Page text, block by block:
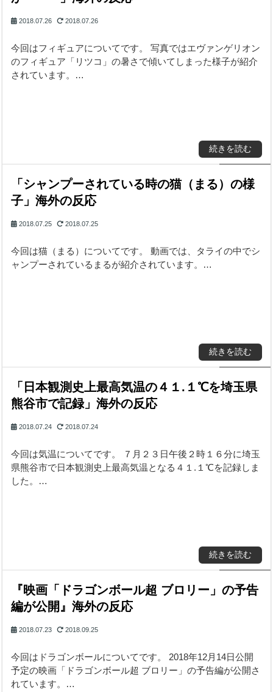
2018.07.26 2018.07.26
今回はフィギュアについてです。 写真ではエヴァンゲリオン
のフィギュア「リツコ」の暑さで傾いてしまった様子が紹介
されています。…
続きを読む
「シャンプーされている時の猫（まる）の様
子」海外の反応
2018.07.25 2018.07.25
今回は猫（まる）についてです。 動画では、タライの中でシ
ャンプーされているまるが紹介されています。…
続きを読む
「日本観測史上最高気温の４１.１℃を埼玉県
熊谷市で記録」海外の反応
2018.07.24 2018.07.24
今回は気温についてです。 ７月２３日午後２時１６分に埼玉
県熊谷市で日本観測史上最高気温となる４１.１℃を記録しま
した。…
続きを読む
『映画「ドラゴンボール超 ブロリー」の予告
編が公開』海外の反応
2018.07.23 2018.09.25
今回はドラゴンボールについてです。 2018年12月14日公開
予定の映画「ドラゴンボール超 ブロリー」の予告編が公開さ
れています。…